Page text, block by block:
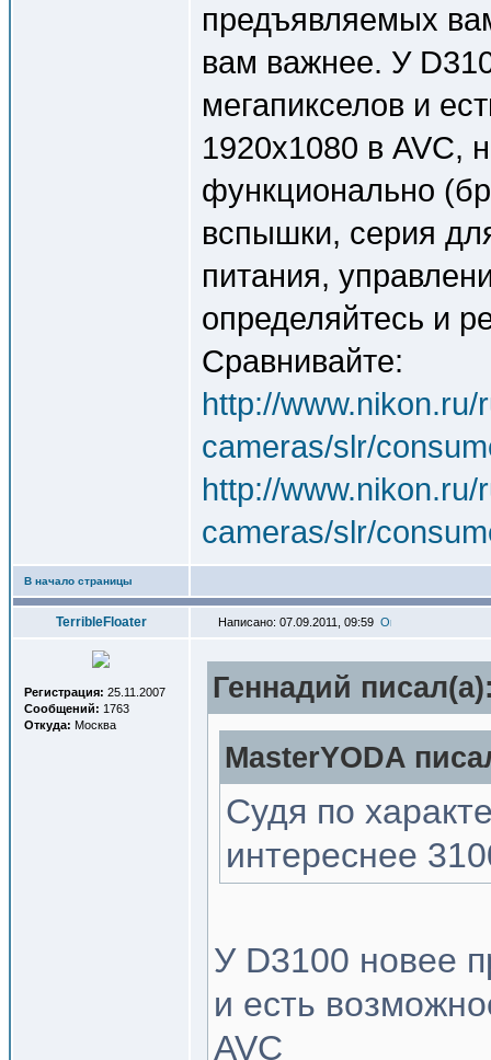
предъявляемых
вам важнее. У
мегапикселов и
1920x1080 в AVC,
функционально
вспышки, серия
питания,
определяйтесь и
Сравнивайте:
http://
cameras/slr/
http://
cameras/slr/
В начало страницы
TerribleFloater Написано: 07.09.2011, 09:59
Регистрация: 25.11.2007
Сообщений: 1763
Откуда: Москва
Геннадий
MasterYODA
Судя по
интереснее
У D3100 новее
и есть
AVC